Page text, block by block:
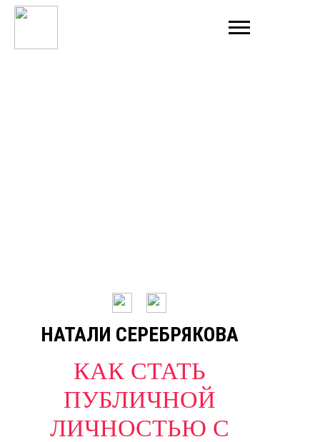
НАТАЛИ СЕРЕБРЯКОВА
КАК СТАТЬ
ПУБЛИЧНОЙ
ЛИЧНОСТЬЮ С